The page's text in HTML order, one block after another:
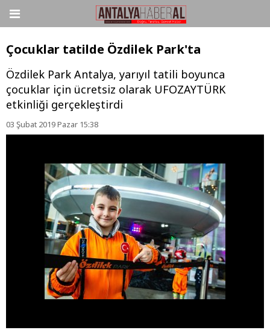
Çocuklar tatilde Özdilek Park'ta
Özdilek Park Antalya, yarıyıl tatili boyunca
çocuklar için ücretsiz olarak UFOZAYTÜRK
etkinliği gerçekleştirdi
03 Şubat 2019 Pazar 15:38